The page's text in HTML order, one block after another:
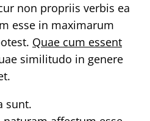
non propriis verbis ea
esse in maximarum
Quae cum essent
similitudo in genere
sunt.